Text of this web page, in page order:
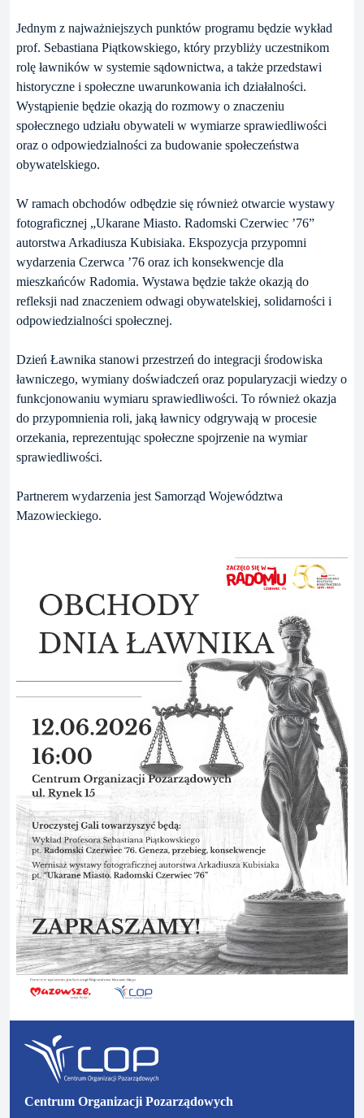
Jednym z najważniejszych punktów programu będzie wykład
prof. Sebastiana Piątkowskiego, który przybliży uczestnikom
rolę ławników w systemie sądownictwa, a także przedstawi
historyczne i społeczne uwarunkowania ich działalności.
Wystąpienie będzie okazją do rozmowy o znaczeniu
społecznego udziału obywateli w wymiarze sprawiedliwości
oraz o odpowiedzialności za budowanie społeczeństwa
obywatelskiego.
W ramach obchodów odbędzie się również otwarcie wystawy
fotograficznej „Ukarane Miasto. Radomski Czerwiec ’76”
autorstwa Arkadiusza Kubisiaka. Ekspozycja przypomni
wydarzenia Czerwca ’76 oraz ich konsekwencje dla
mieszkańców Radomia. Wystawa będzie także okazją do
refleksji nad znaczeniem odwagi obywatelskiej, solidarności i
odpowiedzialności społecznej.
Dzień Ławnika stanowi przestrzeń do integracji środowiska
ławniczego, wymiany doświadczeń oraz popularyzacji wiedzy o
funkcjonowaniu wymiaru sprawiedliwości. To również okazja
do przypomnienia roli, jaką ławnicy odgrywają w procesie
orzekania, reprezentując społeczne spojrzenie na wymiar
sprawiedliwości.
Partnerem wydarzenia jest Samorząd Województwa
Mazowieckiego.
Centrum Organizacji Pozarządowych